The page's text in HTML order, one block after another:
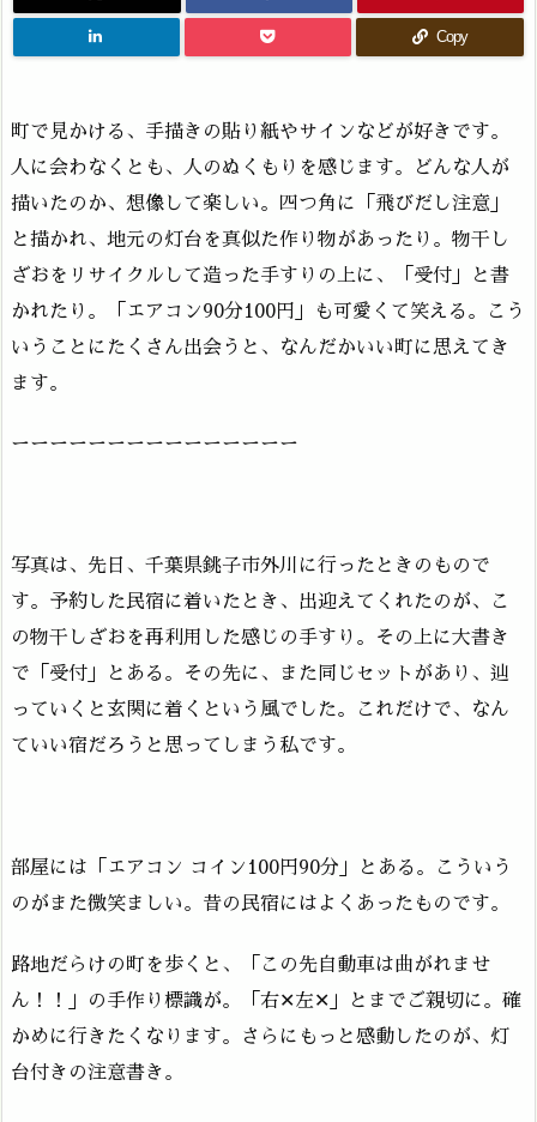
Copy
町で見かける、手描きの貼り紙やサインなどが好きです。
人に会わなくとも、人のぬくもりを感じます。どんな人が
描いたのか、想像して楽しい。四つ角に「飛びだし注意」
と描かれ、地元の灯台を真似た作り物があったり。物干し
ざおをリサイクルして造った手すりの上に、「受付」と書
かれたり。「エアコン90分100円」も可愛くて笑える。こう
いうことにたくさん出会うと、なんだかいい町に思えてき
ます。
ーーーーーーーーーーーーーーー
写真は、先日、千葉県銚子市外川に行ったときのもので
す。予約した民宿に着いたとき、出迎えてくれたのが、こ
の物干しざおを再利用した感じの手すり。その上に大書き
で「受付」とある。その先に、また同じセットがあり、辿
っていくと玄関に着くという風でした。これだけで、なん
ていい宿だろうと思ってしまう私です。
部屋には「エアコン コイン100円90分」とある。こういう
のがまた微笑ましい。昔の民宿にはよくあったものです。
路地だらけの町を歩くと、「この先自動車は曲がれませ
ん！！」の手作り標識が。「右✕左✕」とまでご親切に。確
かめに行きたくなります。さらにもっと感動したのが、灯
台付きの注意書き。